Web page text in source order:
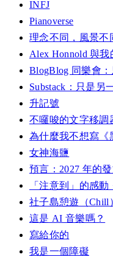
INFJ
Pianoverse
理念不同，風景不
Alex Honnold 與
BlogBlog 同樂會：
Substack：只是另
升記號
不囉唆的文字移調
為什麼我不想寫《
女神海鹽
預言：2027 年的
「注意到」的感
社子島憩遊（Chill
這是 AI 音樂嗎？
寫給你的
我是一個障礙